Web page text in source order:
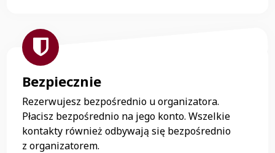
Bezpiecznie
Rezerwujesz bezpośrednio u organizatora.
Płacisz bezpośrednio na jego konto. Wszelkie
kontakty również odbywają się bezpośrednio
z organizatorem.